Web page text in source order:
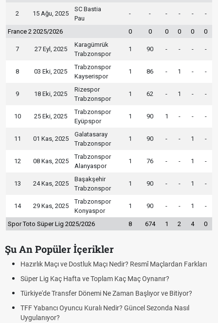
2 15 Ağu, 2025
SC Bastia
Pau
- - - - - -
France 2 2025/2026 0 0 0 0 0 0
7 27 Eyl, 2025
Karagümrük
Trabzonspor
1 90 - - - -
8 03 Eki, 2025
Trabzonspor
Kayserispor
1 86 - 1 - -
9 18 Eki, 2025
Rizespor
Trabzonspor
1 62 - 1 - -
10 25 Eki, 2025
Trabzonspor
Eyüpspor
1 90 1 - - -
11 01 Kas, 2025
Galatasaray
Trabzonspor
1 90 - - 1 -
12 08 Kas, 2025
Trabzonspor
Alanyaspor
1 76 - - 1 -
13 24 Kas, 2025
Başakşehir
Trabzonspor
1 90 - - 1 -
14 29 Kas, 2025
Trabzonspor
Konyaspor
1 90 - - 1 -
Spor Toto Süper Lig 2025/2026 8 674 1 2 4 0
Şu An Popüler İçerikler
Hazırlık Maçı ve Dostluk Maçı Nedir? Resmî Maçlardan Farkları
Süper Lig Kaç Hafta ve Toplam Kaç Maç Oynanır?
Türkiye'de Transfer Dönemi Ne Zaman Başlıyor ve Bitiyor?
TFF Yabancı Oyuncu Kuralı Nedir? Güncel Sezonda Nasıl
Uygulanıyor?